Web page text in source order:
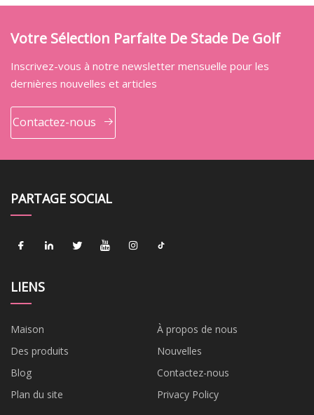
Votre Sélection Parfaite De Stade De Golf
Inscrivez-vous à notre newsletter mensuelle pour les
dernières nouvelles et articles
Contactez-nous
PARTAGE SOCIAL
LIENS
Maison
À propos de nous
Des produits
Nouvelles
Blog
Contactez-nous
Plan du site
Privacy Policy